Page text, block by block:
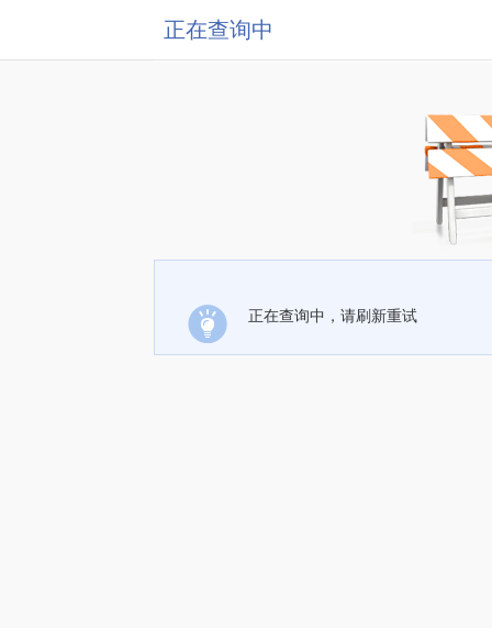
正在查询中
正在查询中，请刷新重试